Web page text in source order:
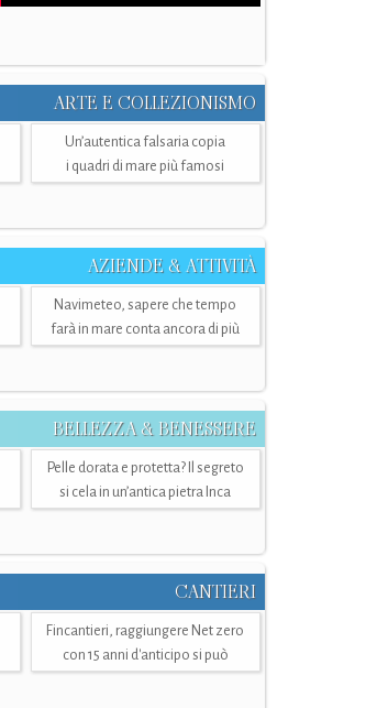
ARTE E COLLEZIONISMO
Un’autentica falsaria copia
i quadri di mare più famosi
AZIENDE & ATTIVITÀ
Navimeteo, sapere che tempo
farà in mare conta ancora di più
BELLEZZA & BENESSERE
Pelle dorata e protetta? Il segreto
si cela in un’antica pietra Inca
CANTIERI
Fincantieri, raggiungere Net zero
con 15 anni d'anticipo si può